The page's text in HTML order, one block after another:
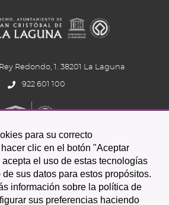
para su correcto
clic en el botón "Aceptar
el uso de estas tecnologías
sus datos para estos propósitos.
información sobre la política de
sus preferencias haciendo
Redondo, 1. 38201 La Laguna
922 601 100
Icono
circular
Icono
de
Icono
circular
Icono
de
Icono
circular
Icono
de